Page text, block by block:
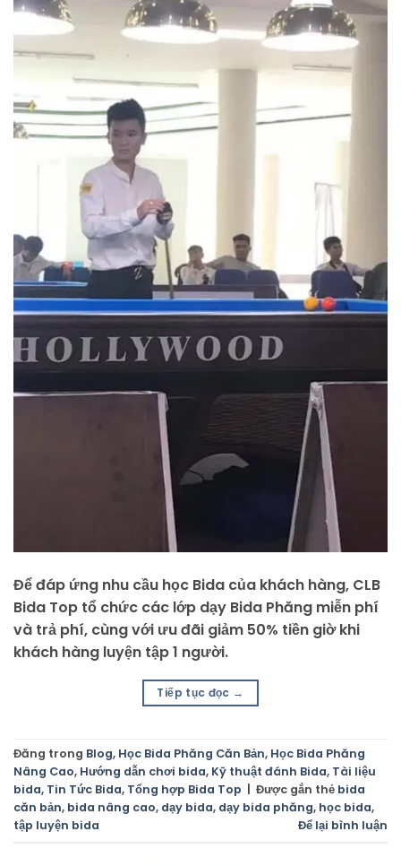
Để đáp ứng nhu cầu học Bida của khách hàng, CLB
Bida Top tổ chức các lớp dạy Bida Phăng miễn phí
và trả phí, cùng với ưu đãi giảm 50% tiền giờ khi
khách hàng luyện tập 1 người.
Tiếp tục đọc →
Đăng trong Blog, Học Bida Phăng Căn Bản, Học Bida Phăng
Nâng Cao, Hướng dẫn chơi bida, Kỹ thuật đánh Bida, Tài liệu
bida, Tin Tức Bida, Tổng hợp Bida Top Được gắn thẻ bida
căn bản, bida nâng cao, dạy bida, dạy bida phăng, học bida,
tập luyện bida
Để lại bình luận